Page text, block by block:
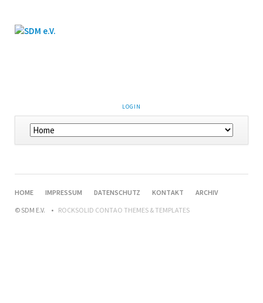
LOGIN
HOME IMPRESSUM DATENSCHUTZ KONTAKT
ARCHIV
© SDM E.V.
ROCKSOLID CONTAO THEMES & TEMPLATES